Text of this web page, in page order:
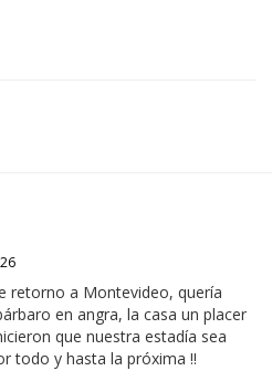
retorno a Montevideo, quería
en angra, la casa un placer
que nuestra estadía sea
todo y hasta la próxima !!